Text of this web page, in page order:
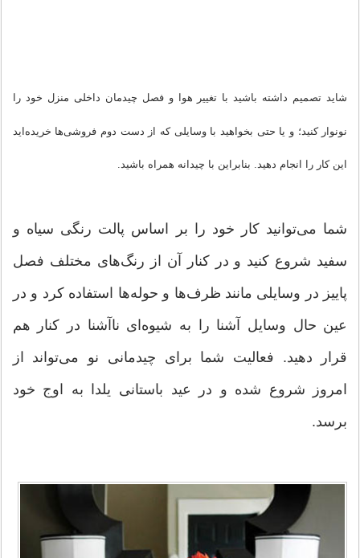
شاید تصمیم داشته باشید با تغییر هوا و فصل چیدمان داخلی منزل خود را
نو‌نوار کنید؛ و یا حتی بخواهید با وسایلی که از دست دوم فروشی‌ها خریده‌اید
این کار را انجام دهید. بنابراین با چیدانه همراه باشید.
شما می‌توانید کار خود را بر اساس پالت رنگی سیاه و
سفید شروع کنید و در كنار آن از رنگ‌های مختلف فصل
پاییز در وسایلی مانند ظرف‌ها و حوله‌ها استفاده كرد و در
عین حال وسایل آشنا را به شیوه‌ای ناآشنا در كنار هم
قرار دهید. فعالیت شما برای چیدمانی نو می‌تواند از
امروز شروع شده و در عید باستانی یلدا به اوج خود
برسد.